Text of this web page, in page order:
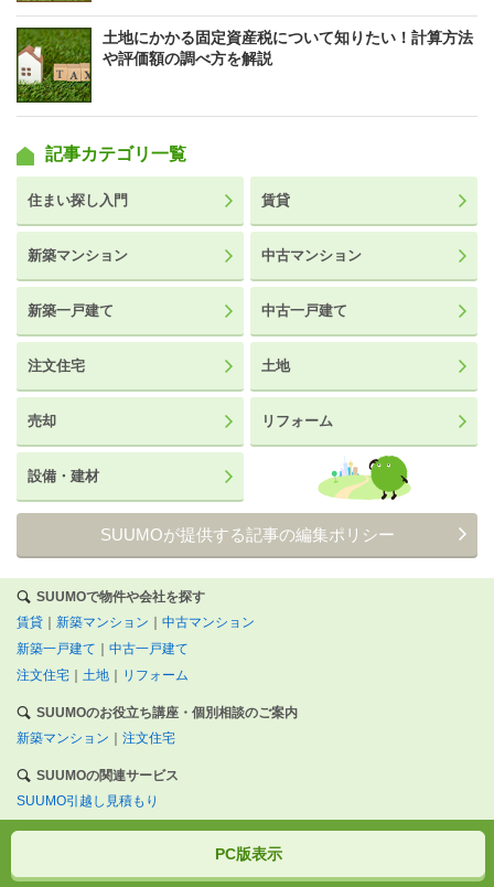
土地にかかる固定資産税について知りたい！計算方法
や評価額の調べ方を解説
記事カテゴリ一覧
住まい探し入門 賃貸
新築マンション 中古マンション
新築一戸建て 中古一戸建て
注文住宅 土地
売却 リフォーム
設備・建材
SUUMOが提供する記事の編集ポリシー
SUUMOで物件や会社を探す
賃貸
新築マンション
中古マンション
新築一戸建て
中古一戸建て
注文住宅
土地 リフォーム
SUUMOのお役立ち講座・個別相談のご案内
新築マンション ｜ 注文住宅
SUUMOの関連サービス
SUUMO引越し見積もり
PC版表示